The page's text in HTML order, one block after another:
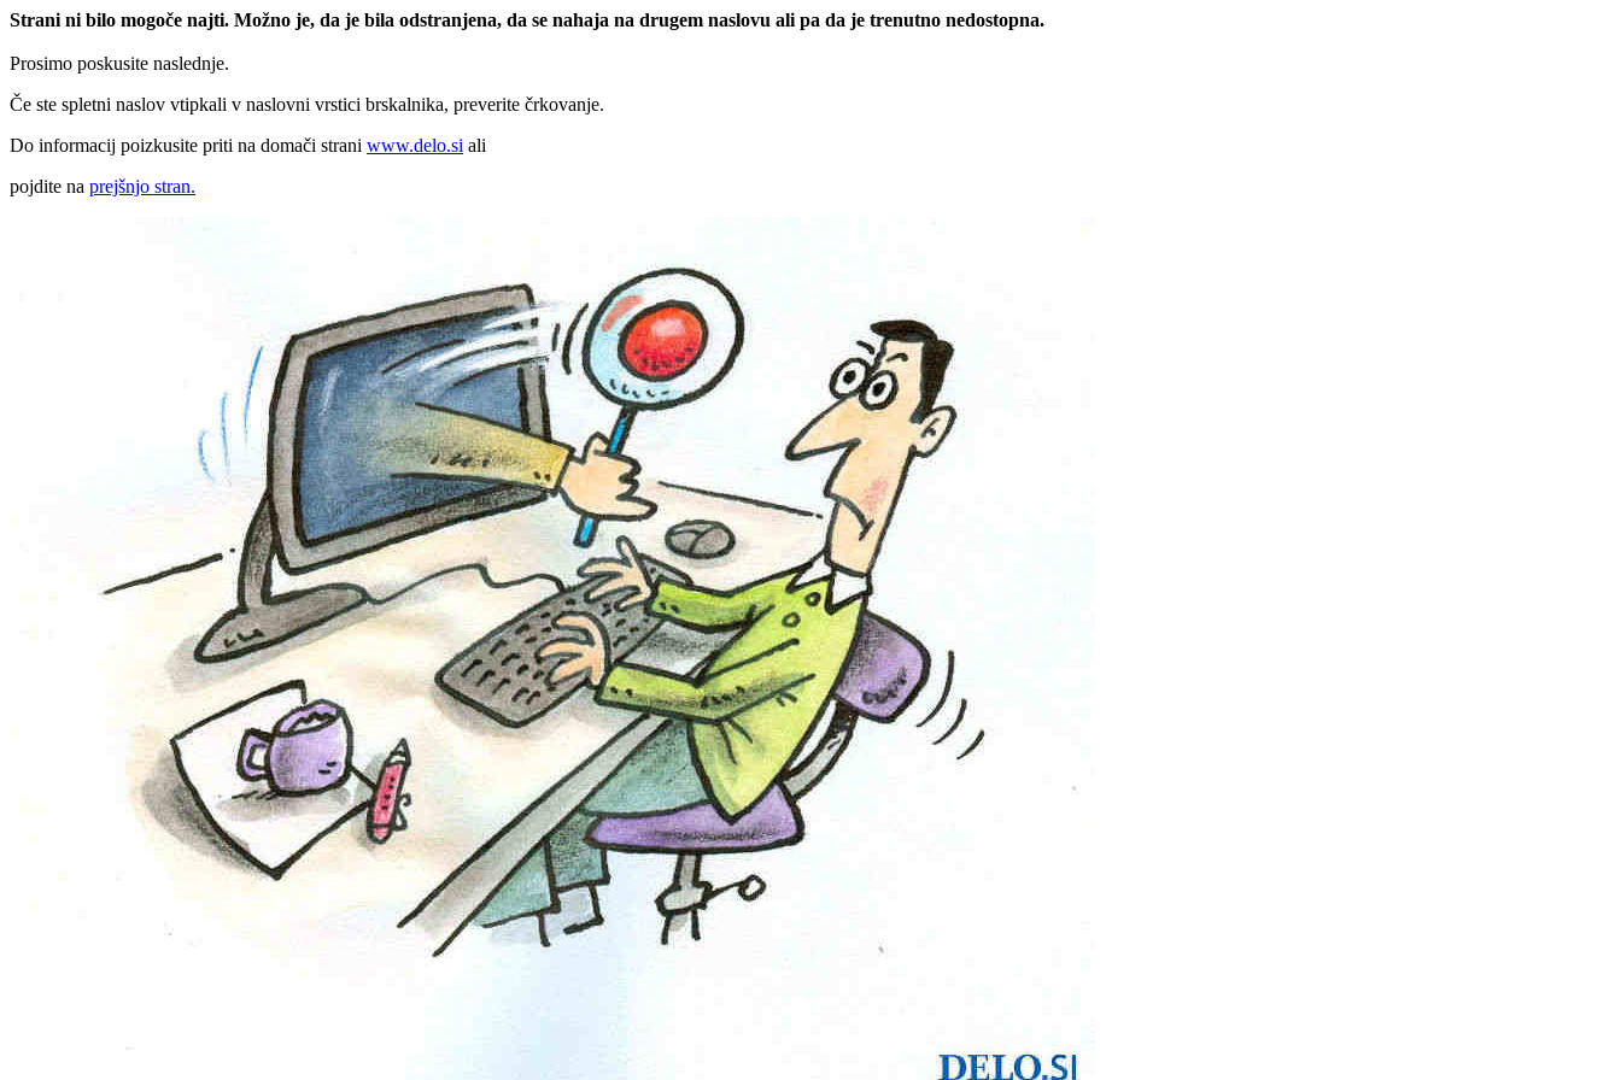
Strani ni bilo mogoče najti. Možno je, da je bila odstranjena, da se nahaja na drugem naslovu ali pa da je trenutno nedostopna.
Prosimo poskusite naslednje.
Če ste spletni naslov vtipkali v naslovni vrstici brskalnika, preverite črkovanje.
Do informacij poizkusite priti na domači strani www.delo.si ali
pojdite na prejšnjo stran.